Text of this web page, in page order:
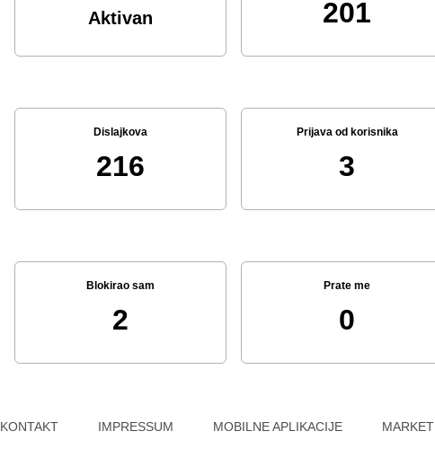
Aktivan 201
Dislajkova
216
Prijava od korisnika
3
Blokirao sam
2
Prate me
0
KONTAKT IMPRESSUM MOBILNE APLIKACIJE